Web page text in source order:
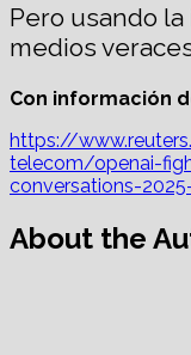
Pero usando
medios
Con información
https://
telecom/openai-
conversations-
About the